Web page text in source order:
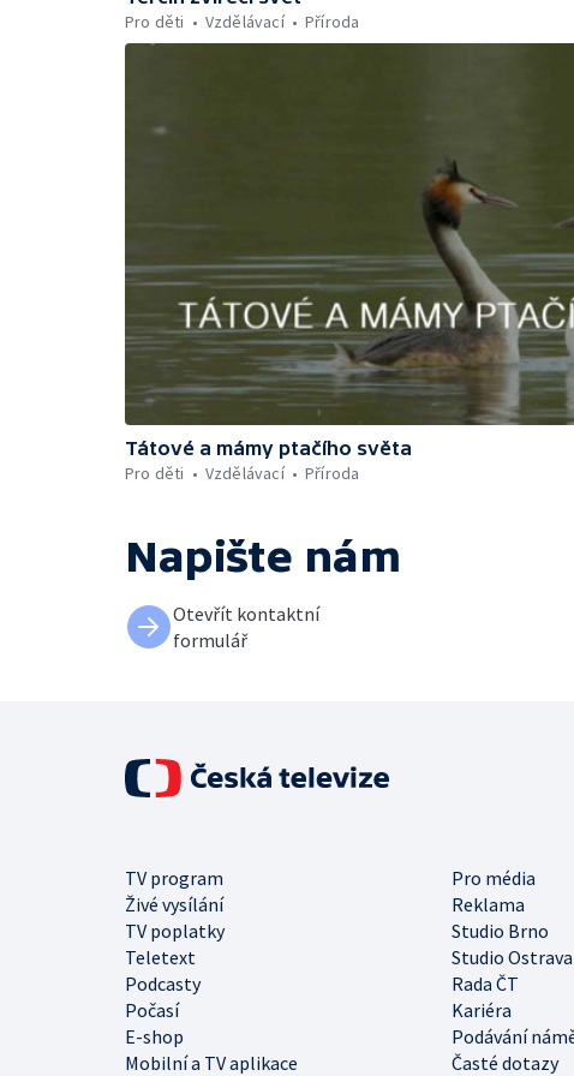
Pro děti
Vzdělávací Příroda
Tátové a mámy ptačího světa
Pro děti
Vzdělávací Příroda
Napište nám
Otevřít kontaktní
formulář
TV program
Pro média
Živé vysílání
Reklama
TV poplatky
Studio Brno
Teletext
Studio Ostrava
Podcasty
Rada ČT
Počasí
Kariéra
E-shop
Podávání
Mobilní a TV aplikace
Časté dotazy